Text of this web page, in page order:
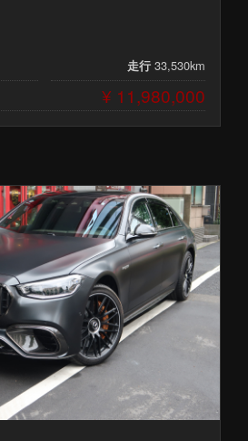
走行 33,530km
¥ 11,980,000